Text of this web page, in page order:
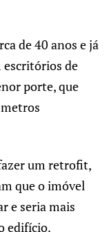
de 40 anos e já
escritórios de
porte, que
um retrofit,
que o imóvel
e seria mais
edifício.